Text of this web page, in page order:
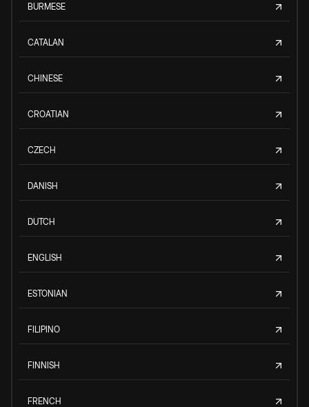
BURMESE
CATALAN
CHINESE
CROATIAN
CZECH
DANISH
DUTCH
ENGLISH
ESTONIAN
FILIPINO
FINNISH
FRENCH